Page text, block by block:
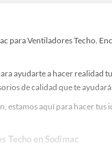
para Ventiladores Techo.
ayudarte a hacer
de calidad que te
estamos aquí para hacer
Techo en Sodimac